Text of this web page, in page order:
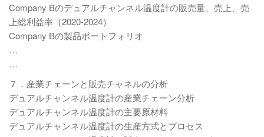
Company Bのデュアルチャンネル温度計の販売量、売上、売
上総利益率（2020-2024）
Company Bの製品ポートフォリオ
…
…
７．産業チェーンと販売チャネルの分析
デュアルチャンネル温度計の産業チェーン分析
デュアルチャンネル温度計の主要原材料
デュアルチャンネル温度計の生産方式とプロセス